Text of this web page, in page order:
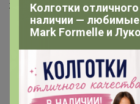
‌Живые обзоры, акции,
Колготки
наличии —
Mark Formelle и